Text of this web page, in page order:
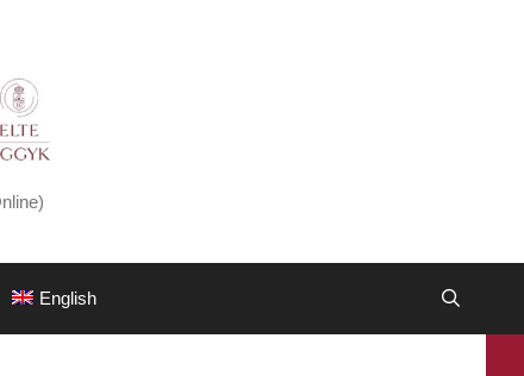
English